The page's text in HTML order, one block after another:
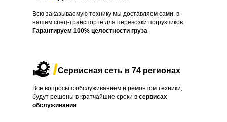
Все вопросы с обслуживанием и ремонтом техники,
будут решены в кратчайшие сроки в сервисах
обслуживания
Сервисная сеть в 74 регионах
Всю заказываемую технику мы доставляем сами, в
нашем спец-транспорте для перевозки погрузчиков.
Гарантируем 100% целостности груза